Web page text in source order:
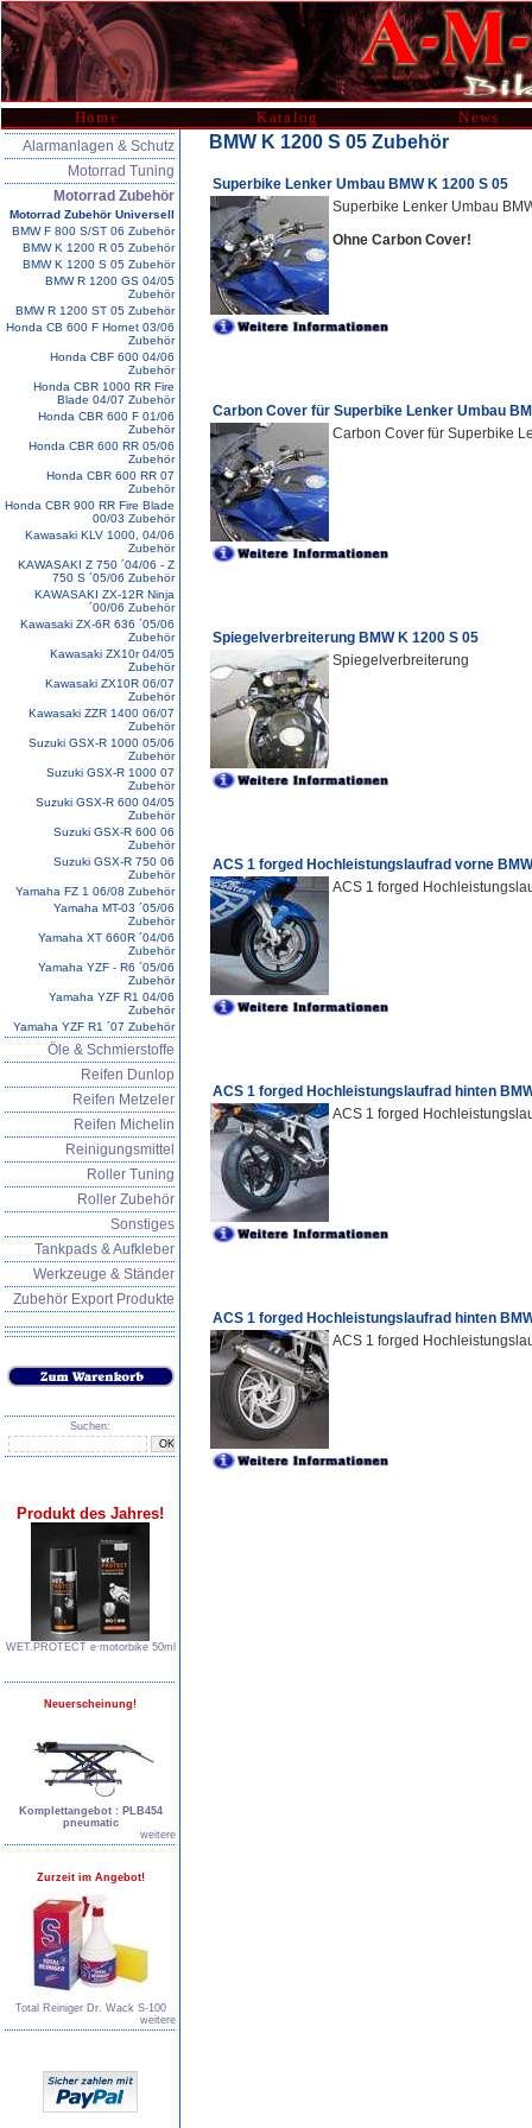
Home Katalog News
Alarmanlagen & Schutz
Motorrad Tuning
Motorrad Zubehör
Motorrad Zubehör Universell
BMW F 800 S/ST 06 Zubehör
BMW K 1200 R 05 Zubehör
BMW K 1200 S 05 Zubehör
BMW R 1200 GS 04/05
Zubehör
BMW R 1200 ST 05 Zubehör
Honda CB 600 F Hornet 03/06
Zubehör
Honda CBF 600 04/06
Zubehör
Honda CBR 1000 RR Fire
Blade 04/07 Zubehör
Honda CBR 600 F 01/06
Zubehör
Honda CBR 600 RR 05/06
Zubehör
Honda CBR 600 RR 07
Zubehör
Honda CBR 900 RR Fire Blade
00/03 Zubehör
Kawasaki KLV 1000, 04/06
Zubehör
KAWASAKI Z 750 ´04/06 - Z
750 S ´05/06 Zubehör
KAWASAKI ZX-12R Ninja
´00/06 Zubehör
Kawasaki ZX-6R 636 ´05/06
Zubehör
Kawasaki ZX10r 04/05
Zubehör
Kawasaki ZX10R 06/07
Zubehör
Kawasaki ZZR 1400 06/07
Zubehör
Suzuki GSX-R 1000 05/06
Zubehör
Suzuki GSX-R 1000 07
Zubehör
Suzuki GSX-R 600 04/05
Zubehör
Suzuki GSX-R 600 06
Zubehör
Suzuki GSX-R 750 06
Zubehör
Yamaha FZ 1 06/08 Zubehör
Yamaha MT-03 ´05/06
Zubehör
Yamaha XT 660R ´04/06
Zubehör
Yamaha YZF - R6 ´05/06
Zubehör
Yamaha YZF R1 04/06
Zubehör
Yamaha YZF R1 ´07 Zubehör
Öle & Schmierstoffe
Reifen Dunlop
Reifen Metzeler
Reifen Michelin
Reinigungsmittel
Roller Tuning
Roller Zubehör
Sonstiges
Tankpads & Aufkleber
Werkzeuge & Ständer
Zubehör Export Produkte
Suchen:
Produkt des Jahres!
WET.PROTECT e∙motorbike 50ml
Neuerscheinung!
Komplettangebot : PLB454
pneumatic
weitere
Zurzeit im Angebot!
Total Reiniger Dr. Wack S-100
weitere
BMW K 1200 S 05 Zubehör
Superbike Lenker Umbau BMW K 1200 S 05
Superbike Lenker Umbau
Ohne Carbon Cover!
Carbon Cover für Superbike Lenker Umbau
Carbon Cover für Superbike
Spiegelverbreiterung BMW K 1200 S 05
Spiegelverbreiterung
ACS 1 forged Hochleistungslaufrad vorne
ACS 1 forged
ACS 1 forged Hochleistungslaufrad hinten
ACS 1 forged
ACS 1 forged Hochleistungslaufrad hinten
ACS 1 forged